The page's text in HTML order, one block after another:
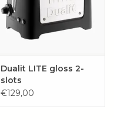
Dualit LITE gloss 2-
slots
€129,00